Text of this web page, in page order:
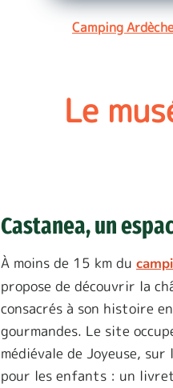
Camping Ardèche
Le
Castanea, un
À moins de 15 km du
propose de découvrir la
consacrés à son histoire
gourmandes. Le site
médiévale de Joyeuse,
pour les enfants : un